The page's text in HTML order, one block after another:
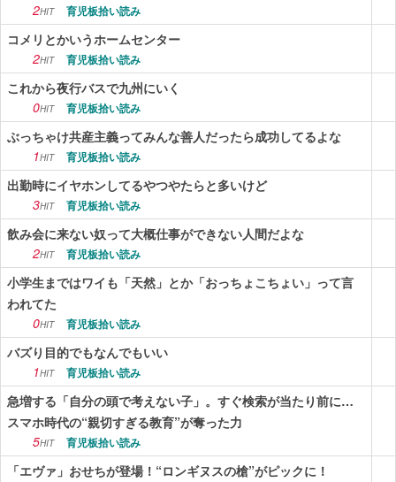
その他
RSS配信一覧
2HIT 育児板拾い読み
コメリとかいうホームセンター
2HIT 育児板拾い読み
これから夜行バスで九州にいく
0HIT 育児板拾い読み
ぶっちゃけ共産主義ってみんな善人だったら成功してるよな
1HIT 育児板拾い読み
出勤時にイヤホンしてるやつやたらと多いけど
3HIT 育児板拾い読み
飲み会に来ない奴って大概仕事ができない人間だよな
2HIT 育児板拾い読み
小学生まではワイも「天然」とか「おっちょこちょい」って言
われてた
0HIT 育児板拾い読み
バズり目的でもなんでもいい
1HIT 育児板拾い読み
急増する「自分の頭で考えない子」。すぐ検索が当たり前に…
スマホ時代の“親切すぎる教育”が奪った力
5HIT 育児板拾い読み
「エヴァ」おせちが登場！“ロンギヌスの槍”がピックに！